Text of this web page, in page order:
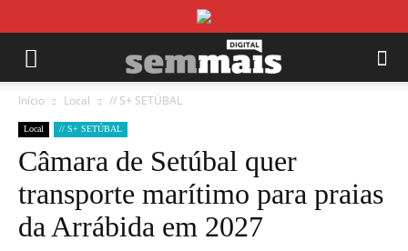
Início Local // S+ SETÚBAL
Local // S+ SETÚBAL
Câmara de Setúbal quer
transporte marítimo para praias
da Arrábida em 2027